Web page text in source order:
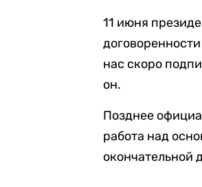
11 июня
нас скоро
он.
Позднее
работа над
окончательной